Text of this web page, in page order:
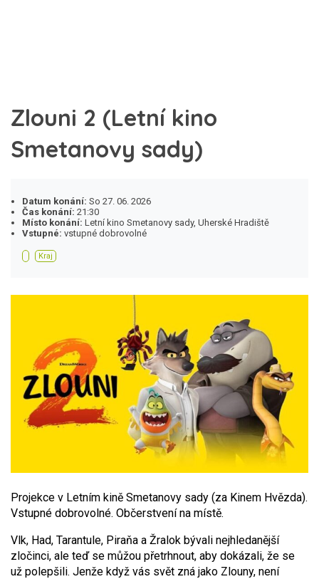
Zlouni 2 (Letní kino
Smetanovy sady)
Datum konání: So 27. 06. 2026
Čas konání: 21:30
Místo konání: Letní kino Smetanovy sady, Uherské Hradiště
Vstupné: vstupné dobrovolné
Kraj
Projekce v Letním kině Smetanovy sady (za Kinem Hvězda).
Vstupné dobrovolné. Občerstvení na místě.
Vlk, Had, Tarantule, Piraňa a Žralok bývali nejhledanější
zločinci, ale teď se můžou přetrhnout, aby dokázali, že se
už polepšili. Jenže když vás svět zná jako Zlouny, není